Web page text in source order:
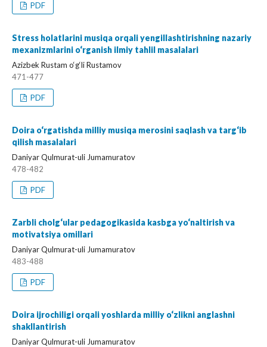
PDF
Stress holatlarini musiqa orqali yengillashtirishning nazariy
mexanizmlarini o‘rganish ilmiy tahlil masalalari
Azizbek Rustam o‘g‘li Rustamov
471-477
PDF
Doira o‘rgatishda milliy musiqa merosini saqlash va targ‘ib
qilish masalalari
Daniyar Qulmurat-uli Jumamuratov
478-482
PDF
Zarbli cholg‘ular pedagogikasida kasbga yo‘naltirish va
motivatsiya omillari
Daniyar Qulmurat-uli Jumamuratov
483-488
PDF
Doira ijrochiligi orqali yoshlarda milliy o‘zlikni anglashni
shakllantirish
Daniyar Qulmurat-uli Jumamuratov